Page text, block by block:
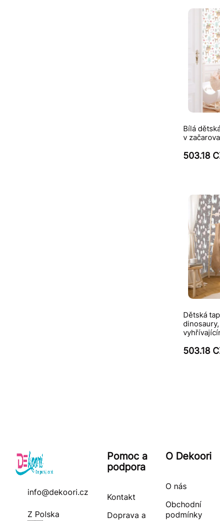
Bílá
v
503.18
Dětská
503.18
info@dekoori.cz
Z Polska
Pomoc a
podpora
Kontakt
Doprava a
O Dekoori
O nás
Obchodní
podmínky